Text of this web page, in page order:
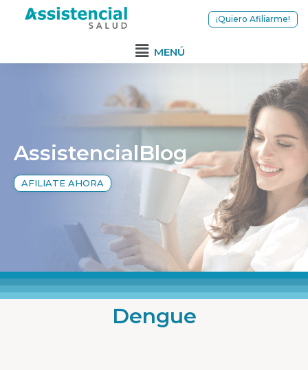
¡Quiero Afiliarme!
MENÚ
AssistencialBlog
AFILIATE AHORA
Dengue